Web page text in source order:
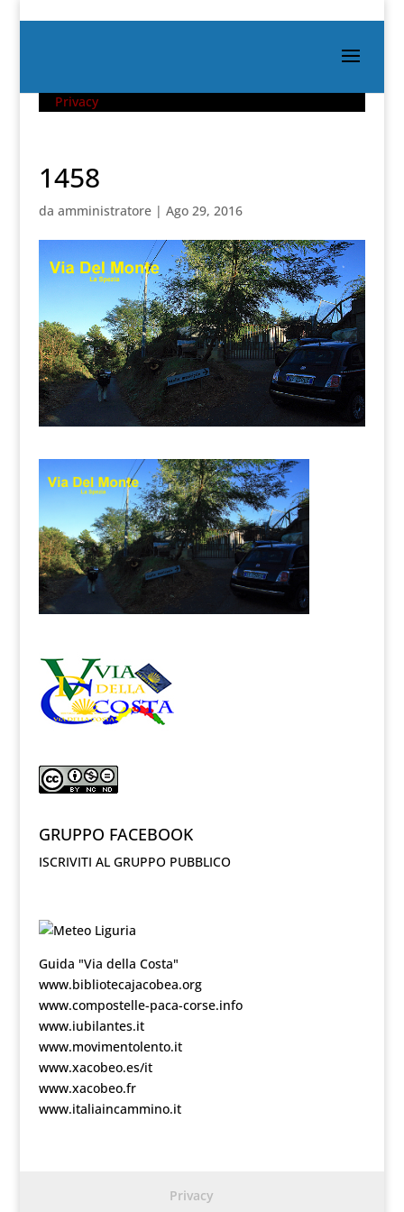
Privacy
1458
da amministratore| Ago 29, 2016
GRUPPO FACEBOOK
ISCRIVITI AL GRUPPO PUBBLICO
Guida "Via della Costa"
www.bibliotecajacobea.org
www.compostelle-paca-corse.info
www.iubilantes.it
www.movimentolento.it
www.xacobeo.es/it
www.xacobeo.fr
www.italiaincammino.it
Privacy